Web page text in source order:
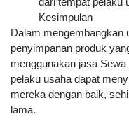
Kesimpulan
Dalam mengembangkan
penyimpanan produk
menggunakan jasa
pelaku usaha dapat
mereka dengan baik,
lama.